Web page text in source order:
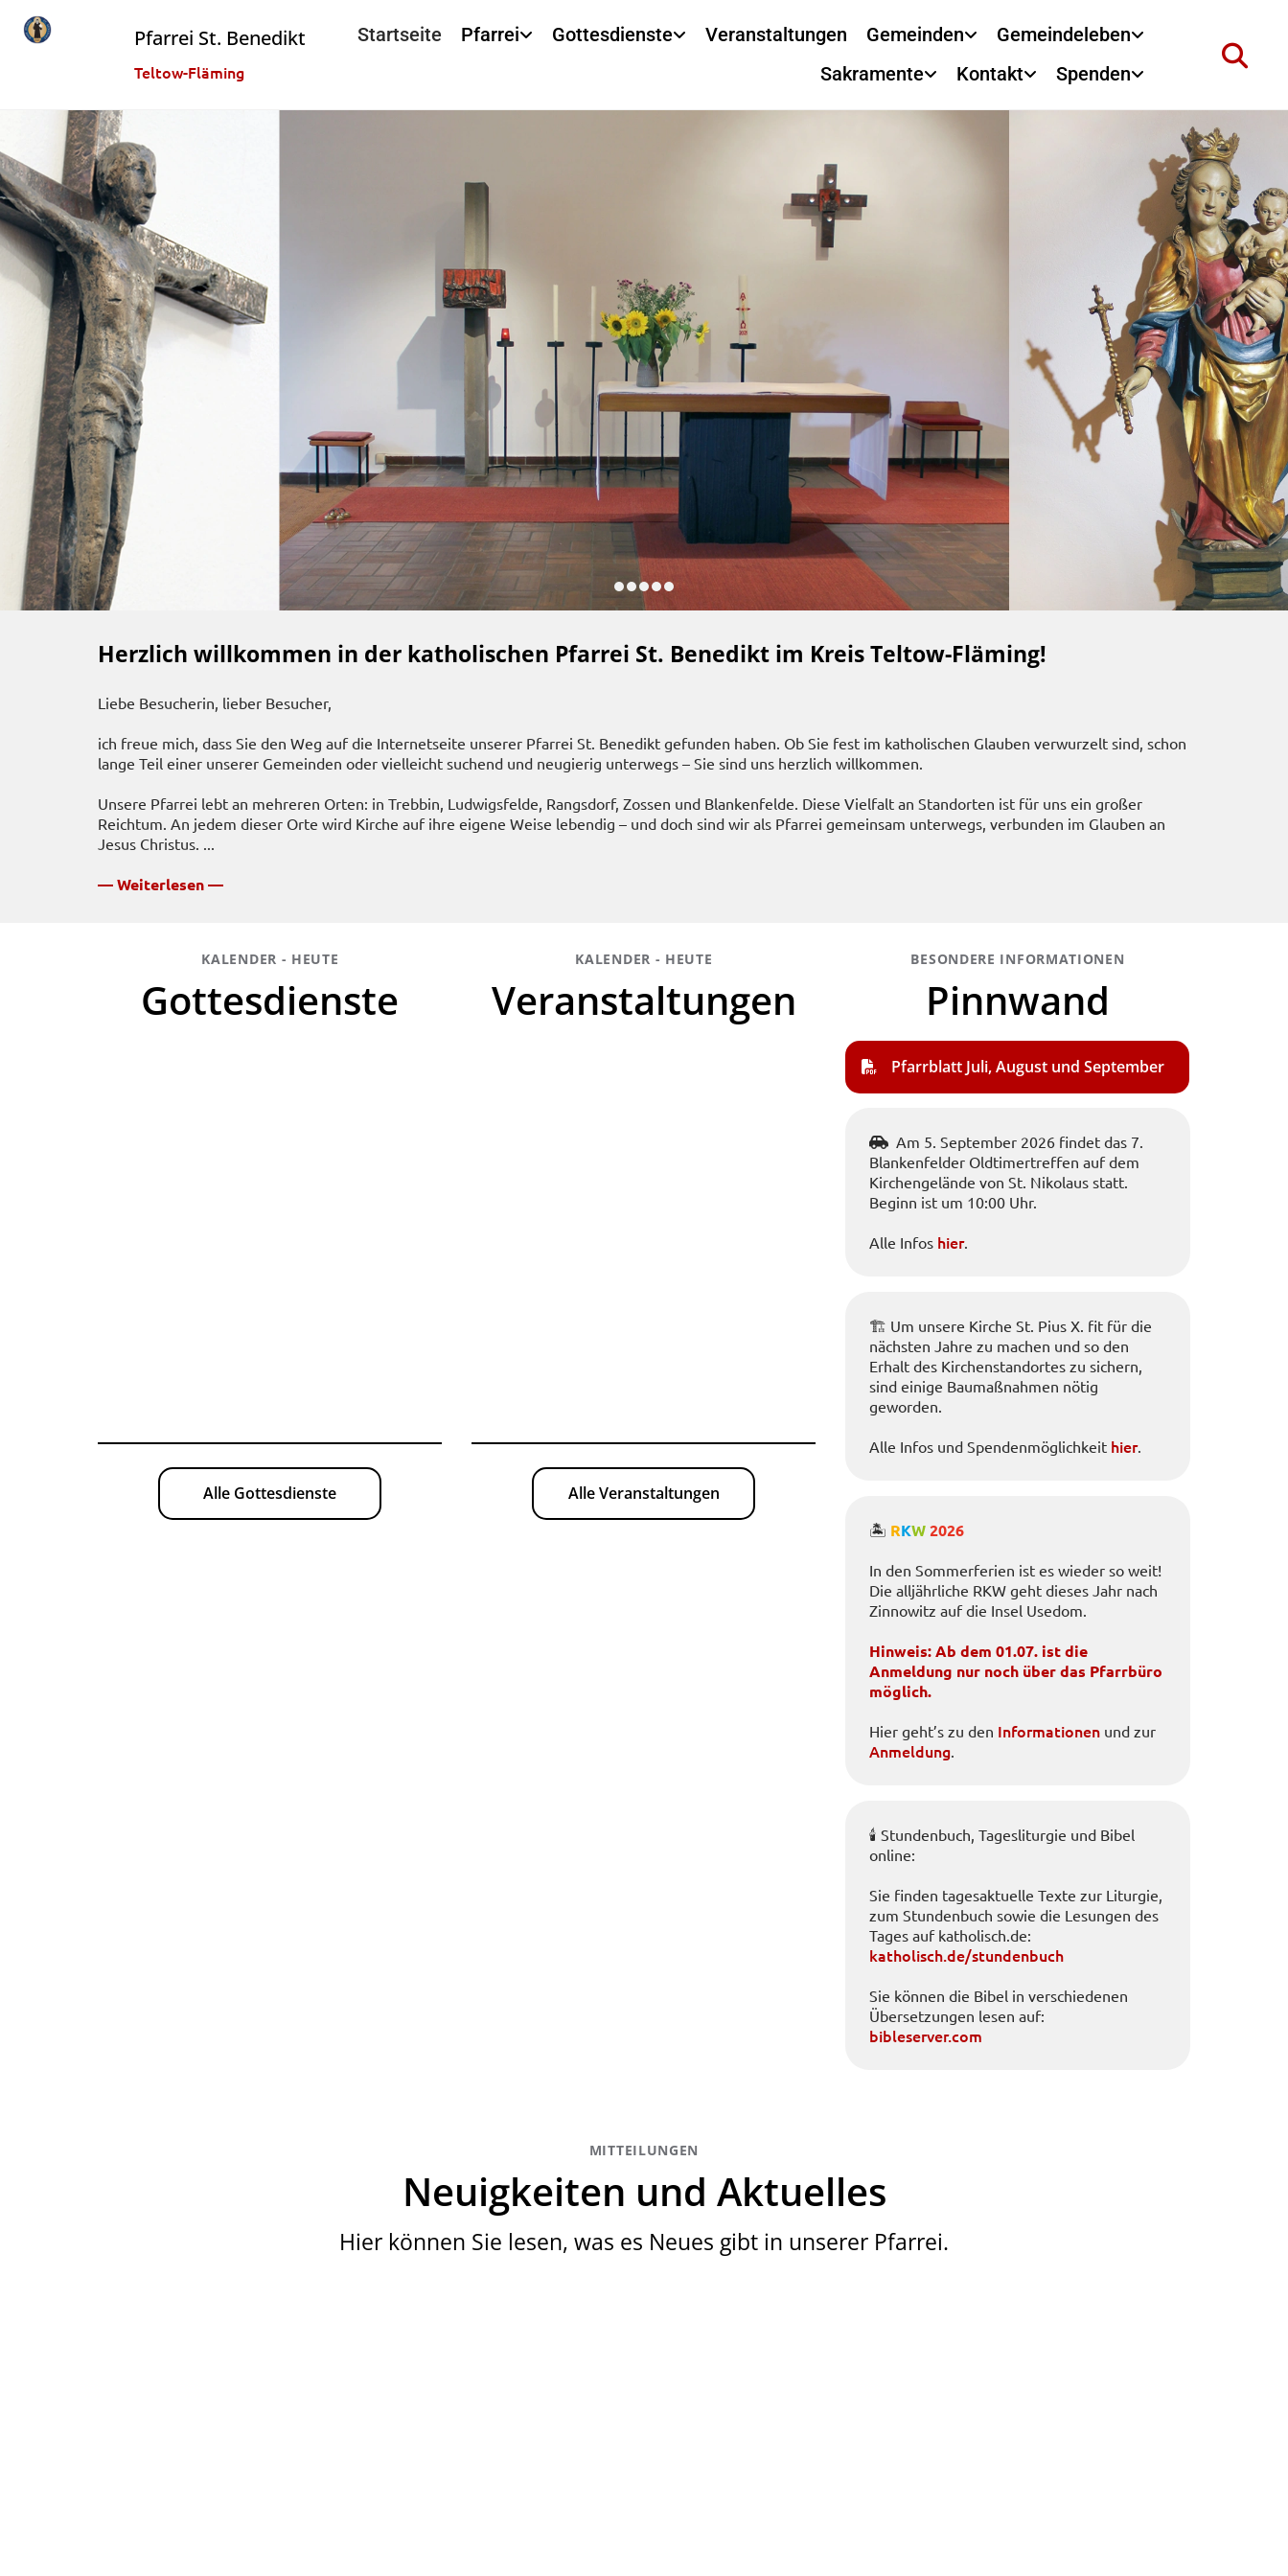
Pfarrei St. Benedikt
Teltow-Fläming
Startseite Pfarrei Gottesdienste Veranstaltungen Gemeinden
Gemeindeleben
Sakramente
Kontakt Spenden
Herzlich willkommen in der katholischen Pfarrei St. Benedikt im Kreis Teltow-Fläming!
Liebe Besucherin, lieber Besucher,
ich freue mich, dass Sie den Weg auf die Internetseite unserer Pfarrei St. Benedikt gefunden haben. Ob Sie fest im katholischen Glauben verwurzelt sind, schon
lange Teil einer unserer Gemeinden oder vielleicht suchend und neugierig unterwegs – Sie sind uns herzlich willkommen.
Unsere Pfarrei lebt an mehreren Orten: in Trebbin, Ludwigsfelde, Rangsdorf, Zossen und Blankenfelde. Diese Vielfalt an Standorten ist für uns ein großer
Reichtum. An jedem dieser Orte wird Kirche auf ihre eigene Weise lebendig – und doch sind wir als Pfarrei gemeinsam unterwegs, verbunden im Glauben an
Jesus Christus. ...
— Weiterlesen —
KALENDER - HEUTE
Gottesdienste
Alle Gottesdienste
KALENDER - HEUTE
Veranstaltungen
Alle Veranstaltungen
BESONDERE INFORMATIONEN
Pinnwand
Pfarrblatt Juli, August und September
Am 5. September 2026 findet das 7.
Blankenfelder Oldtimertreffen auf dem
Kirchengelände von St. Nikolaus statt.
Beginn ist um 10:00 Uhr.
Alle Infos hier.
🏗️ Um unsere Kirche St. Pius X. fit für die
nächsten Jahre zu machen und so den
Erhalt des Kirchenstandortes zu sichern,
sind einige Baumaßnahmen nötig
geworden.
Alle Infos und Spendenmöglichkeit hier.
🏝️ RKW2026
In den Sommerferien ist es wieder so weit!
Die alljährliche RKW geht dieses Jahr nach
Zinnowitz auf die Insel Usedom.
Hinweis: Ab dem 01.07. ist die
Anmeldung nur noch über das Pfarrbüro
möglich.
Hier geht’s zu den Informationenund zur
Anmeldung.
🕯️ Stundenbuch, Tagesliturgie und Bibel
online:
Sie finden tagesaktuelle Texte zur Liturgie,
zum Stundenbuch sowie die Lesungen des
Tages auf katholisch.de:
katholisch.de/stundenbuch
Sie können die Bibel in verschiedenen
Übersetzungen lesen auf:
bibleserver.com
MITTEILUNGEN
Neuigkeiten und Aktuelles
Hier können Sie lesen, was es Neues gibt in unserer Pfarrei.